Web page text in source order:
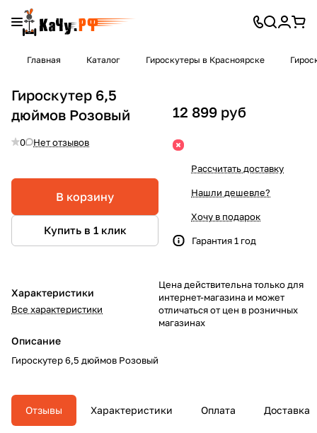
Главная Каталог Гироскутеры в Красноярске
Гироскутер 6,5
дюймов Розовый
0 Нет отзывов
В корзину
Купить в 1 клик
Характеристики
Все характеристики
Описание
Гироскутер 6,5 дюймов Розовый
12 899 руб
Рассчитать доставку
Нашли дешевле?
Хочу в подарок
Гарантия 1 год
Цена действительна только для
интернет-магазина и может
отличаться от цен в розничных
магазинах
Отзывы Характеристики Оплата Доставка